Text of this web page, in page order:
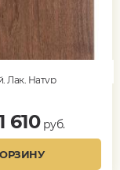
Лак, Натур
610руб.